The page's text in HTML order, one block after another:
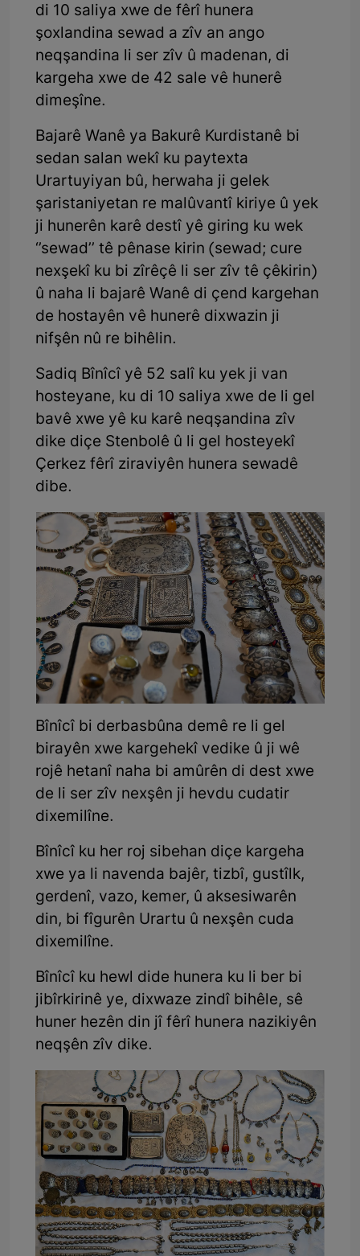
di 10 saliya xwe de fêrî hunera
şoxlandina sewad a zîv an ango
neqşandina li ser zîv û madenan, di
kargeha xwe de 42 sale vê hunerê
dimeşîne.
Bajarê Wanê ya Bakurê Kurdistanê bi
sedan salan wekî ku paytexta
Urartuyiyan bû, herwaha ji gelek
şaristaniyetan re malûvantî kiriye û yek
ji hunerên karê destî yê giring ku wek
‘’sewad’’ tê pênase kirin (sewad; cure
nexşekî ku bi zîrêçê li ser zîv tê çêkirin)
û naha li bajarê Wanê di çend kargehan
de hostayên vê hunerê dixwazin ji
nifşên nû re bihêlin.
Sadiq Bînîcî yê 52 salî ku yek ji van
hosteyane, ku di 10 saliya xwe de li gel
bavê xwe yê ku karê neqşandina zîv
dike diçe Stenbolê û li gel hosteyekî
Çerkez fêrî ziraviyên hunera sewadê
dibe.
Bînîcî bi derbasbûna demê re li gel
birayên xwe kargehekî vedike û ji wê
rojê hetanî naha bi amûrên di dest xwe
de li ser zîv nexşên ji hevdu cudatir
dixemilîne.
Bînîcî ku her roj sibehan diçe kargeha
xwe ya li navenda bajêr, tizbî, gustîlk,
gerdenî, vazo, kemer, û aksesiwarên
din, bi fîgurên Urartu û nexşên cuda
dixemilîne.
Bînîcî ku hewl dide hunera ku li ber bi
jibîrkirinê ye, dixwaze zindî bihêle, sê
huner hezên din jî fêrî hunera nazikiyên
neqşên zîv dike.